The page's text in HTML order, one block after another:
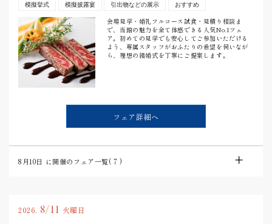
模擬挙式
模擬披露宴 引出物などの展示 おすすめ
会場見学・婚礼フルコース試食・見積り相談ま
で、当館の魅力を全て体感できる人気No.1フェ
ア。初めての見学でも安心してご参加いただける
よう、専属スタッフがおふたりの希望を伺いなが
ら、理想の結婚式を丁寧にご提案します。
フェア詳細へ
8月10日 に開催のフェア一覧(7 )
2026. 8/11 火曜日